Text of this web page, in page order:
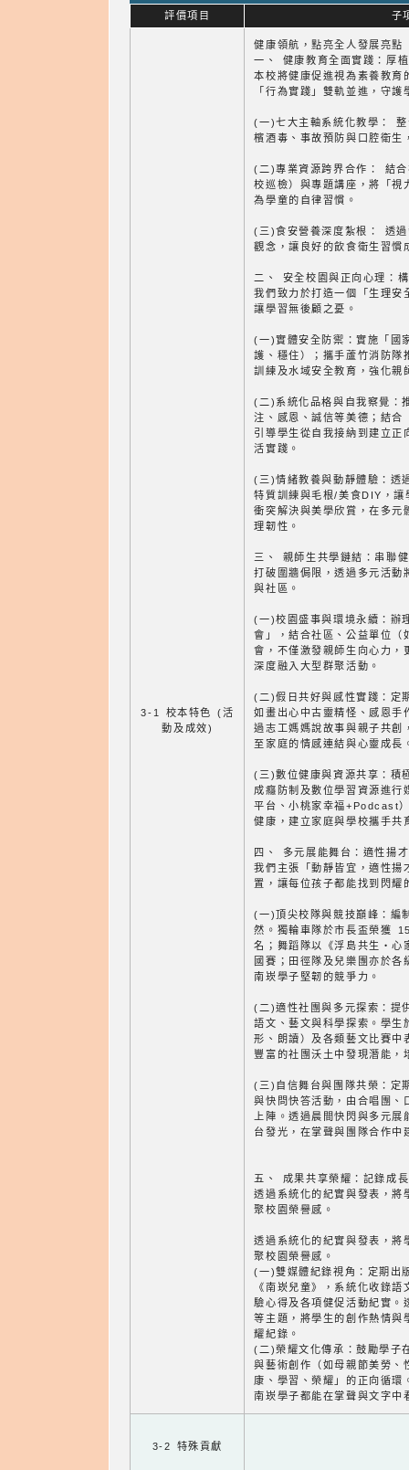
評價項目 子
3-1 校本特色 (活
動及成效)
健康領航，點亮全人發展亮點
一、 健康教育全面實踐：厚
本校將健康促進視為素養教育
「行為實踐」雙軌並進，守護
(一)七大主軸系統化教學：
檳酒毒、事故預防與口腔衛生
(二)專業資源跨界合作： 結
校巡檢）與專題講座，將「視
為學童的自律習慣。
(三)食安營養深度紮根： 透
觀念，讓良好的飲食衛生習慣
二、 安全校園與正向心理：
我們致力於打造一個「生理安
讓學習無後顧之憂。
(一)實體安全防禦：實施「國
護、穩住）；攜手蘆竹消防
訓練及水域安全教育，強化親
(二)系統化品格與自我察覺：
注、感恩、誠信等美德；結合
引導學生從自我接納到建立正
活實踐。
(三)情緒教養與動靜體驗：透
特質訓練與毛根/美食DIY，讓
衝突解決與美學欣賞，在多元
理韌性。
三、 親師生共學鏈結：串聯
打破圍牆侷限，透過多元活動
與社區。
(一)校園盛事與環境永續：辦
會」，結合社區、公益單位（
會，不僅激發親師生向心力，
深度融入大型群聚活動。
(二)假日共好與感性實踐：定
如畫出心中古靈精怪、感恩
過志工媽媽說故事與親子共創
至家庭的情感連結與心靈成長
(三)數位健康與資源共享：積
成癮防制及數位學習資源進行
平台、小桃家幸福+Podcast
健康，建立家庭與學校攜手共
四、 多元展能舞台：適性揚
我們主張「動靜皆宜，適性揚
置，讓每位孩子都能找到閃耀
(一)頂尖校隊與競技巔峰：編
然。獨輪車隊於市長盃榮獲
名；舞蹈隊以《浮島共生‧心
國賽；田徑隊及兒樂團亦於
南崁學子堅韌的競爭力。
(二)適性社團與多元探索：提
語文、藝文與科學探索。學生
形、朗讀）及各類藝文比賽中
豐富的社團沃土中發現潛能，
(三)自信舞台與團隊共榮：定
與快問快答活動，由合唱團、
上陣。透過晨間快閃與多元
台發光，在掌聲與團隊合作中
五、 成果共享榮耀：記錄成
透過系統化的紀實與發表，將
聚校園榮譽感。
透過系統化的紀實與發表，將
聚校園榮譽感。
(一)雙媒體紀錄視角：定期出
《南崁兒童》，系統化收錄
驗心得及各項健促活動紀實。
等主題，將學生的創作熱情與
耀紀錄。
(二)榮耀文化傳承：鼓勵學子
與藝術創作（如母親節美勞、
康、學習、榮耀」的正向循
南崁學子都能在掌聲與文字中
3-2 特殊貢獻